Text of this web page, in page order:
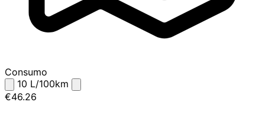
Consumo
10 L/100km
€46.26